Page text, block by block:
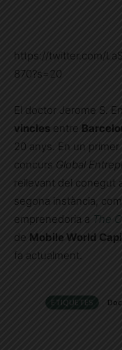
https://twitter.com/
870?s=20
El doctor Jerome S.
vincles entre
20 anys. En un
concurs Global
rellevant del conegut
segona instància,
emprenedoria a The
de Mobile World
fa actualment.
ETIQUETES